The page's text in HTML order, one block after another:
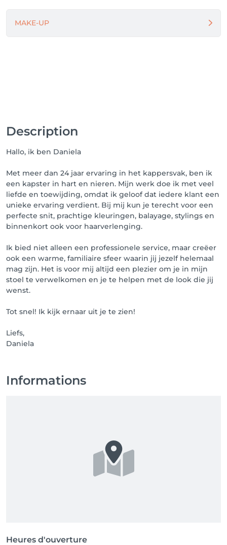
Klik vervolgens op de foto van de gewenste
Op deze boekingspagina kunt u bovenaan rechts op
'MIJN PROFIEL' steeds kijken wanneer uw volgende
afspraak staat ingepland.
herinneringsmail. Lukt het u niet uw afspraak na te
komen?
ANNULEER JE MINDER DAN 24 UUR VAN TEVOREN?
DAN WORDT 50% VAN HET TOTAALBEDRAG IN
REKENING GEBRACHT.
VAN HET TOTAALBEDRAG AANGEREKEND. DIT IS OM
MIJN INKOMEN VAN MIJN BEDRIJF TE BESCHERMEN
IK BEGRIJP DAT ER SOMS ONVERWACHTE SITUATIES
KUNNEN ZIJN, MAAR UIT RESPECT VOOR MIJN TIJD
ANNULEREN OF TE VERPLAATSEN.
We helpen je graag verder.
MAKE-UP
Description
Hallo, ik ben Daniela
Met meer dan 24 jaar ervaring in het kappersvak, ben ik
een kapster in hart en nieren. Mijn werk doe ik met veel
liefde en toewijding, omdat ik geloof dat iedere klant een
unieke ervaring verdient. Bij mij kun je terecht voor een
perfecte snit, prachtige kleuringen, balayage, stylings en
binnenkort ook voor haarverlenging.
Ik bied niet alleen een professionele service, maar creëer
ook een warme, familiaire sfeer waarin jij jezelf helemaal
mag zijn. Het is voor mij altijd een plezier om je in mijn
stoel te verwelkomen en je te helpen met de look die jij
wenst.
Tot snel! Ik kijk ernaar uit je te zien!
Liefs,
Daniela
Informations
Heures d'ouverture